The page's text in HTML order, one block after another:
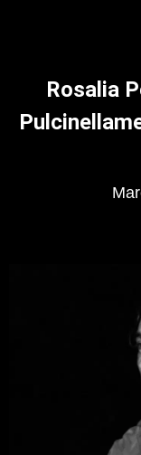
Rosalia